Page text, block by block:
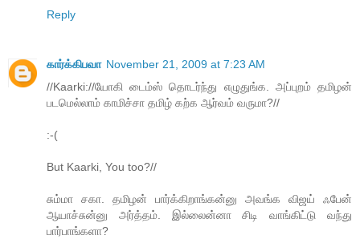
Reply
கார்க்கிபவா November 21, 2009 at 7:23 AM
//Kaarki://யோகி டைம்ஸ் தொடர்ந்து எழுதுங்க. அப்புறம் தமிழன்
படமெல்லாம் காமிச்சா தமிழ் கற்க ஆர்வம் வருமா?//
:-(
But Kaarki, You too?//
சும்மா சகா. தமிழன் பார்க்கிறாங்கன்னு அவங்க விஜய் ஃபேன்
ஆயாச்சுன்னு அர்த்தம். இல்லைன்னா சிடி வாங்கிட்டு வந்து
பார்பாங்களா?